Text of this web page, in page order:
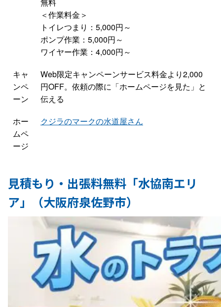
＜作業料金＞
トイレつまり：5,000円～
ポンプ作業：5,000円～
ワイヤー作業：4,000円～
キャ
ンペ
ーン
Web限定キャンペーンサービス料金より2,000
円OFF。依頼の際に「ホームページを見た」と
伝える
ホー
ムペ
ージ
クジラのマークの水道屋さん
見積もり・出張料無料「水協南エリ
ア」（大阪府泉佐野市）